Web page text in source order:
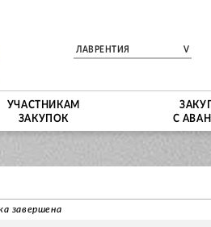
ЛАВРЕНТИЯ V
УЧАСТНИКАМ
ЗАКУПОК С
завершена